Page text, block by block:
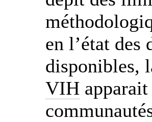
en l’état des
disponibles,
VIH